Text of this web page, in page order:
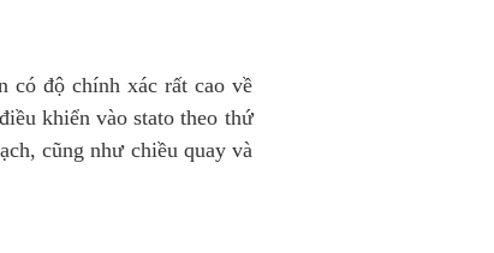
có độ chính xác rất cao về
khiển vào stato theo thứ
cũng như chiều quay và